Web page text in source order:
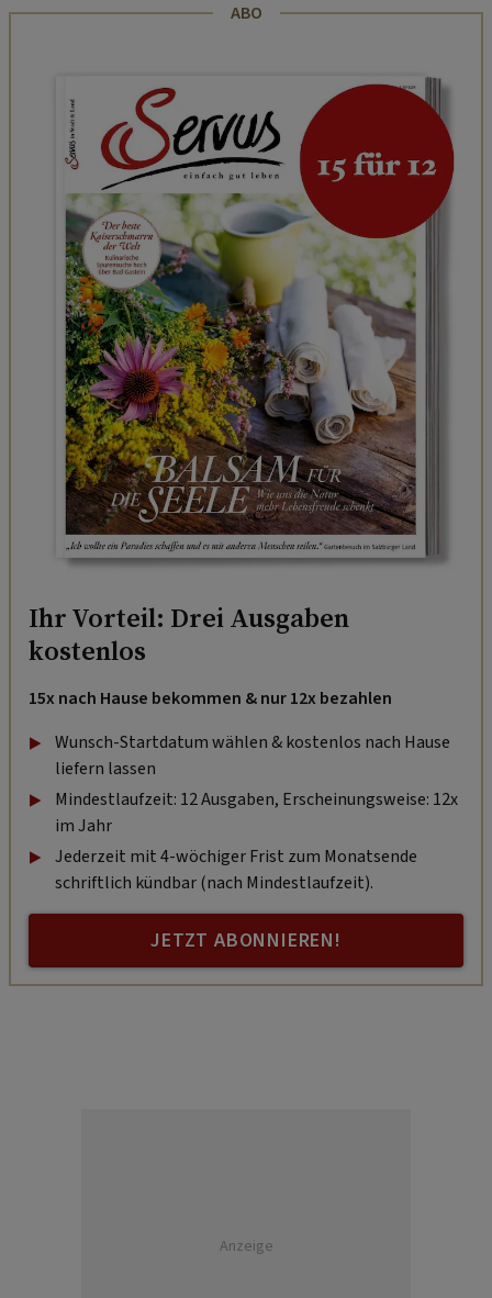
ABO
Ihr Vorteil: Drei Ausgaben
kostenlos
15x nach Hause bekommen & nur 12x bezahlen
Wunsch-Startdatum wählen & kostenlos nach Hause
liefern lassen
Mindestlaufzeit: 12 Ausgaben, Erscheinungsweise: 12x
im Jahr
Jederzeit mit 4-wöchiger Frist zum Monatsende
schriftlich kündbar (nach Mindestlaufzeit).
JETZT ABONNIEREN!
Anzeige